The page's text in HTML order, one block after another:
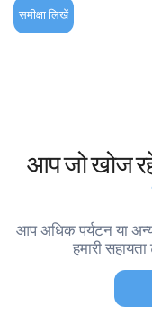
समीक्षा लिखें
आप जो खोज रहे
आप अधिक पर्यटन या
हमारी